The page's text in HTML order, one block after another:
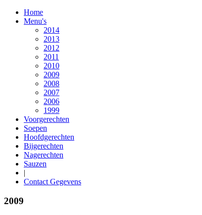
Home
Menu's
2014
2013
2012
2011
2010
2009
2008
2007
2006
1999
Voorgerechten
Soepen
Hoofdgerechten
Bijgerechten
Nagerechten
Sauzen
|
Contact Gegevens
2009